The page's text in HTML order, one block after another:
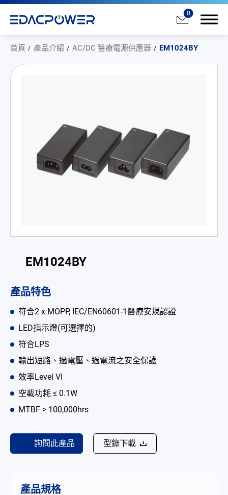
0
首頁 產品介紹 AC/DC 醫療電源供應器 EM1024BY
EM1024BY
產品特色
符合2 x MOPP, IEC/EN60601-1醫療安規認證
LED指示燈(可選擇的)
符合LPS
輸出短路、過電壓、過電流之安全保護
效率Level VI
空載功耗 ≤ 0.1W
MTBF > 100,000hrs
詢問此產品 型錄下載
產品規格
AC/DC 電源適配器
AC/DC 醫療電源供應器
電池適配充電器
開放式電源供應器
LED 電源供應器
CRPS 電源供應器
解决方案
為何選擇翌勝
最新消息